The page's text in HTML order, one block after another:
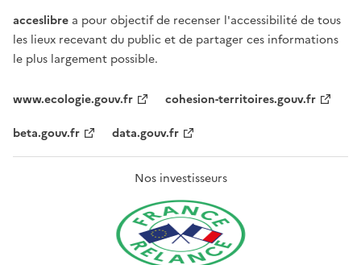
acceslibre a pour objectif de recenser l'accessibilité de tous
les lieux recevant du public et de partager ces informations
le plus largement possible.
www.ecologie.gouv.fr
cohesion-territoires.gouv.fr
beta.gouv.fr
data.gouv.fr
Nos investisseurs